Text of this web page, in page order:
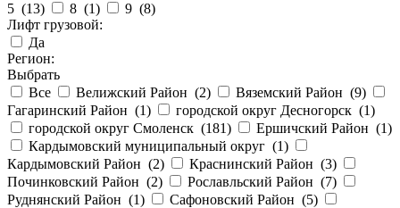
5 (13) 8 (1) 9 (8)
Лифт грузовой:
Да
Регион:
Выбрать
Все
Велижский Район (2) Вяземский Район (9)
Гагаринский Район (1) городской округ Десногорск (1)
городской округ Смоленск (181) Ершичский Район (1)
Кардымовский муниципальный округ (1)
Кардымовский Район (2) Краснинский Район (3)
Починковский Район (2) Рославльский Район (7)
Руднянский Район (1) Сафоновский Район (5)